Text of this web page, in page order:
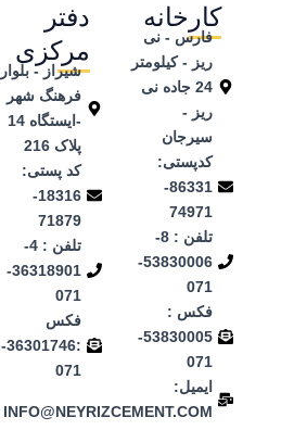
کارخانه
فارس - نی
ریز - کیلومتر
24 جاده نی
ریز -
سیرجان
کدپستی:
86331-
74971
تلفن ‌: 8-
53830006-
071
فکس :
53830005-
071
ایمیل:
INFO@NEYRIZCEMENT.COM
دفتر
مرکزی
شیراز - بلوار
فرهنگ شهر
-ایستگاه 14
پلاک 216
کد پستی:
18316-
71879
تلفن : 4-
36318901-
071
فکس
:36301746-
071